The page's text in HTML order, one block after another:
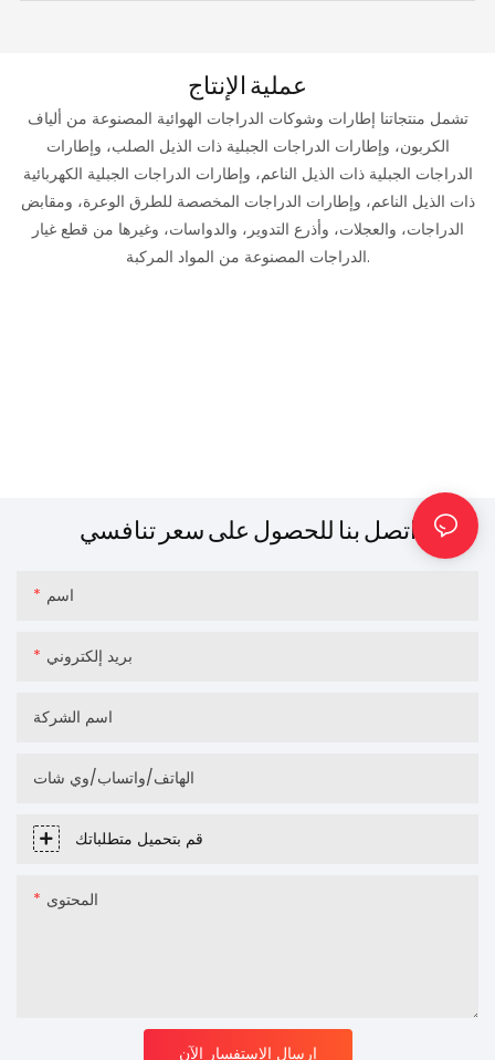
عملية الإنتاج
تشمل منتجاتنا إطارات وشوكات الدراجات الهوائية المصنوعة من ألياف
الكربون، وإطارات الدراجات الجبلية ذات الذيل الصلب، وإطارات
الدراجات الجبلية ذات الذيل الناعم، وإطارات الدراجات الجبلية الكهربائية
ذات الذيل الناعم، وإطارات الدراجات المخصصة للطرق الوعرة، ومقابض
الدراجات، والعجلات، وأذرع التدوير، والدواسات، وغيرها من قطع غيار
الدراجات المصنوعة من المواد المركبة.
اتصل بنا للحصول على سعر تنافسي
اسم
بريد إلكتروني
اسم الشركة
الهاتف/واتساب/وي شات
قم بتحميل متطلباتك
المحتوى
إرسال الاستفسار الآن